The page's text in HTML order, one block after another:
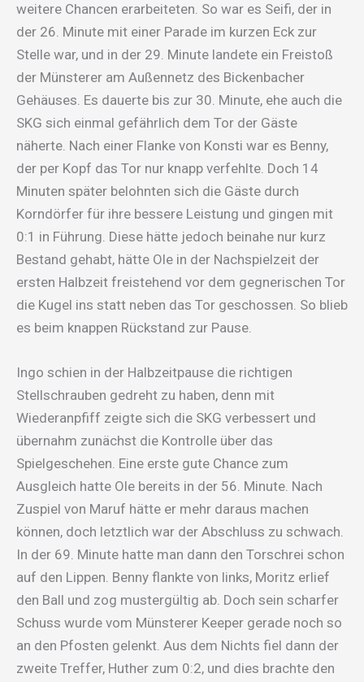
weitere Chancen erarbeiteten. So war es Seifi, der in
der 26. Minute mit einer Parade im kurzen Eck zur
Stelle war, und in der 29. Minute landete ein Freistoß
der Münsterer am Außennetz des Bickenbacher
Gehäuses. Es dauerte bis zur 30. Minute, ehe auch die
SKG sich einmal gefährlich dem Tor der Gäste
näherte. Nach einer Flanke von Konsti war es Benny,
der per Kopf das Tor nur knapp verfehlte. Doch 14
Minuten später belohnten sich die Gäste durch
Korndörfer für ihre bessere Leistung und gingen mit
0:1 in Führung. Diese hätte jedoch beinahe nur kurz
Bestand gehabt, hätte Ole in der Nachspielzeit der
ersten Halbzeit freistehend vor dem gegnerischen Tor
die Kugel ins statt neben das Tor geschossen. So blieb
es beim knappen Rückstand zur Pause.
Ingo schien in der Halbzeitpause die richtigen
Stellschrauben gedreht zu haben, denn mit
Wiederanpfiff zeigte sich die SKG verbessert und
übernahm zunächst die Kontrolle über das
Spielgeschehen. Eine erste gute Chance zum
Ausgleich hatte Ole bereits in der 56. Minute. Nach
Zuspiel von Maruf hätte er mehr daraus machen
können, doch letztlich war der Abschluss zu schwach.
In der 69. Minute hatte man dann den Torschrei schon
auf den Lippen. Benny flankte von links, Moritz erlief
den Ball und zog mustergültig ab. Doch sein scharfer
Schuss wurde vom Münsterer Keeper gerade noch so
an den Pfosten gelenkt. Aus dem Nichts fiel dann der
zweite Treffer, Huther zum 0:2, und dies brachte den